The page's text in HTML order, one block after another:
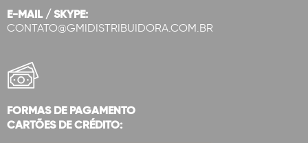
E-MAIL / SKYPE:
CONTATO@GMIDISTRIBUIDORA.COM.BR
FORMAS DE PAGAMENTO
CARTÕES DE CRÉDITO: